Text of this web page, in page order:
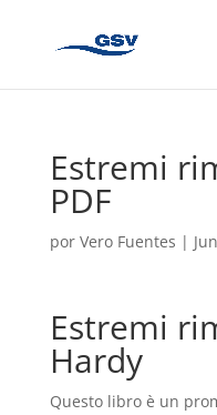
Estremi
PDF
por Vero Fuentes |
Estremi
Hardy
Questo libro è un